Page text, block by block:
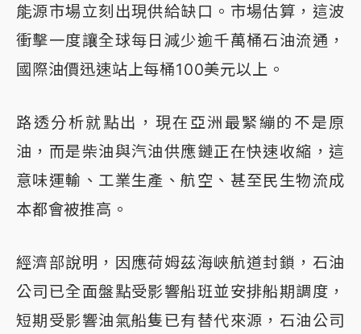
能源市場立刻出現供給缺口。市場估算，這波
衝擊一度讓全球每日減少逾千萬桶石油流通，
國際油價迅速站上每桶100美元以上。
路透分析就點出，現在亞洲最緊繃的不是原
油，而是柴油與汽油供應鏈正在快速收縮，這
意味運輸、工業生產、航空、甚至民生物流成
本都會被推高。
經濟部說明，因應荷姆茲海峽航道封鎖，石油
公司已全面盤點受影響船班並安排船期調度，
短期受影響油氣船隻已有替代來源，石油公司